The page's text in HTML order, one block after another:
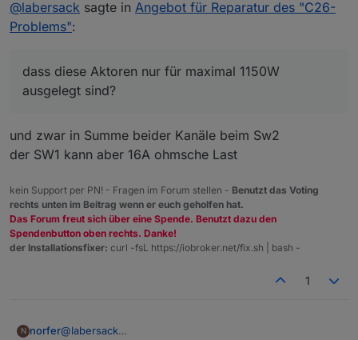
Sicherungswiderstand in Ordnung, der hat andere
Zwei haben danach wieder funktioniert, bei einem
brannte er sofort wieder durch, also hat auch der
andere Probleme.
Sicherungen/Sicherungswiderstände ist schon
seltsam.... was hattest du da dranhängen?
Kann dir also 3 reparierte Schalter zurückschicken.
@labersack sagte in Angebot für Reparatur des "C26-
Problems":
dass diese Aktoren nur für maximal 1150W
ausgelegt sind?
und zwar in Summe beider Kanäle beim Sw2
der SW1 kann aber 16A ohmsche Last
kein Support per PN! - Fragen im Forum stellen - Benutzt das Voting
rechts unten im Beitrag wenn er euch geholfen hat.
Das Forum freut sich über eine Spende. Benutzt dazu den
Spendenbutton oben rechts. Danke!
der Installationsfixer: curl -fsL https://iobroker.net/fix.sh | bash -
1
N norfer@labersack